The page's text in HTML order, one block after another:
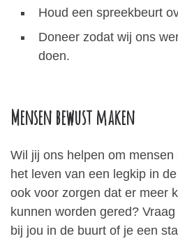
Houd een spreekbeurt
Doneer zodat wij ons
doen.
Mensen bewust maken
Wil jij ons helpen om
het leven van een legkip in
ook voor zorgen dat er meer
kunnen worden gered?
bij jou in de buurt of je een